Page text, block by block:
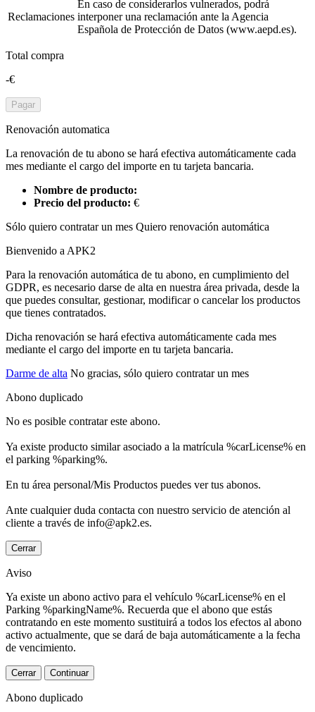
Reclamaciones
En caso de considerarlos vulnerados, podrá
interponer una reclamación ante la Agencia
Española de Protección de Datos (www.aepd.es).
Total compra
-€
Pagar
Renovación automatica
La renovación de tu abono se hará efectiva automáticamente cada
mes mediante el cargo del importe en tu tarjeta bancaria.
Nombre de producto:
Precio del producto: €
Sólo quiero contratar un mes Quiero renovación automática
Bienvenido a APK2
Para la renovación automática de tu abono, en cumplimiento del
GDPR, es necesario darse de alta en nuestra área privada, desde la
que puedes consultar, gestionar, modificar o cancelar los productos
que tienes contratados.
Dicha renovación se hará efectiva automáticamente cada mes
mediante el cargo del importe en tu tarjeta bancaria.
Darme de alta No gracias, sólo quiero contratar un mes
Abono duplicado
No es posible contratar este abono.
Ya existe producto similar asociado a la matrícula %carLicense% en
el parking %parking%.
En tu área personal/Mis Productos puedes ver tus abonos.
Ante cualquier duda contacta con nuestro servicio de atención al
cliente a través de info@apk2.es.
Cerrar
Aviso
Ya existe un abono activo para el vehículo %carLicense% en el
Parking %parkingName%. Recuerda que el abono que estás
contratando en este momento sustituirá a todos los efectos al abono
activo actualmente, que se dará de baja automáticamente a la fecha
de vencimiento.
Cerrar Continuar
Abono duplicado